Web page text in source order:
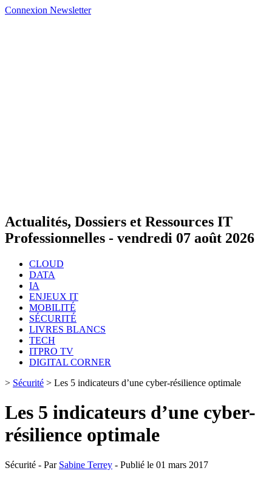
Connexion Newsletter
Actualités, Dossiers et Ressources IT
Professionnelles - vendredi 07 août 2026
CLOUD
DATA
IA
ENJEUX IT
MOBILITÉ
SÉCURITÉ
LIVRES BLANCS
TECH
ITPRO TV
DIGITAL CORNER
> Sécurité > Les 5 indicateurs d’une cyber-résilience optimale
Les 5 indicateurs d’une cyber-
résilience optimale
Sécurité - Par Sabine Terrey - Publié le 01 mars 2017